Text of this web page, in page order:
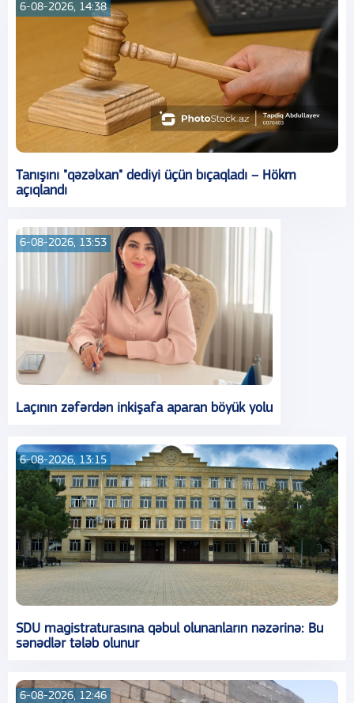
6-08-2026, 14:38
Tanışını "qəzəlxan" dediyi üçün bıçaqladı – Hökm
açıqlandı
6-08-2026, 13:53
Laçının zəfərdən inkişafa aparan böyük yolu
6-08-2026, 13:15
SDU magistraturasına qəbul olunanların nəzərinə: Bu
sənədlər tələb olunur
6-08-2026, 12:46